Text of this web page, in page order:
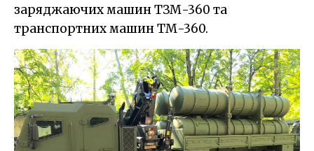
заряджаючих машин ТЗМ-360 та
транспортних машин ТМ-360.